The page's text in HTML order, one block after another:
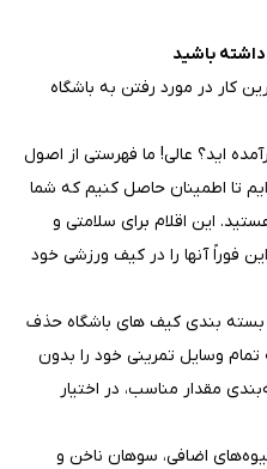
باشید
کار در مورد رفتن به باشگاه
اید؟ عالی! ما فهرستی از اصول
تا اطمینان حاصل کنیم که شما
این اقلام برای سلامتی و
فوراً آنها را در کیف ورزشی خود
بندی کیف های باشگاه حذف
وسایل تمرینی خود را بدون
مقدار مناسب، در اختیار
اضافی، سوهان ناخن و